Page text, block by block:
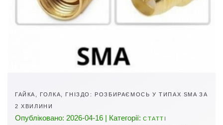
ГАЙКА, ГОЛКА, ГНІЗДО: РОЗБИРАЄМОСЬ У ТИПАХ SMA ЗА
2 ХВИЛИНИ
Опубліковано: 2026-04-16 | Категорії: СТАТТІ